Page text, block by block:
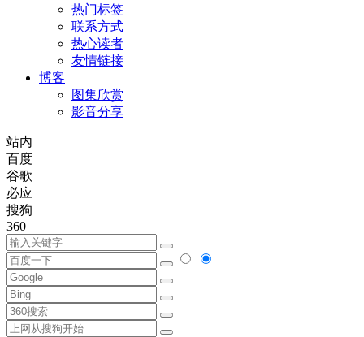
热门标签
联系方式
热心读者
友情链接
博客
图集欣赏
影音分享
站内
百度
谷歌
必应
搜狗
360